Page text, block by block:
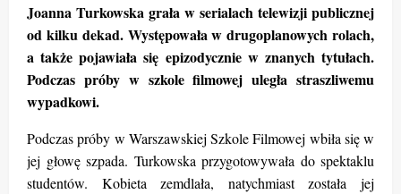
Joanna Turkowska grała w serialach telewizji publicznej
od kilku dekad. Występowała w drugoplanowych rolach,
a także pojawiała się epizodycznie w znanych tytułach.
Podczas próby w szkole filmowej uległa straszliwemu
wypadkowi.
Podczas próby w Warszawskiej Szkole Filmowej wbiła się w
jej głowę szpada. Turkowska przygotowywała do spektaklu
studentów. Kobieta zemdlała, natychmiast została jej